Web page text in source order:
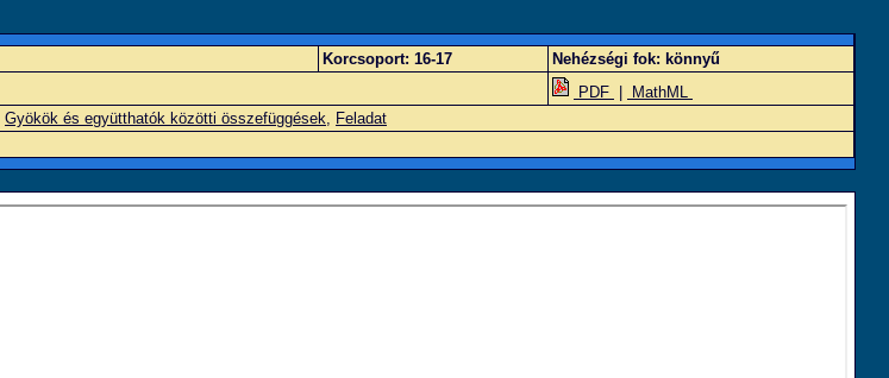
Korcsoport: 16-17 Nehézségi fok: könnyű
PDF
MathML
Gyökök és együtthatók közötti összefüggések, Feladat